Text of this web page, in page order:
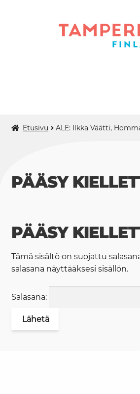
Siirry
Siirry
MUSEO MILAVIDA
Etusivu ALE: Ilkka Väätti,
PÄÄSY
PÄÄSY
Tämä sisältö on suojattu
salasana näyttääksesi sisällön.
Salasana: